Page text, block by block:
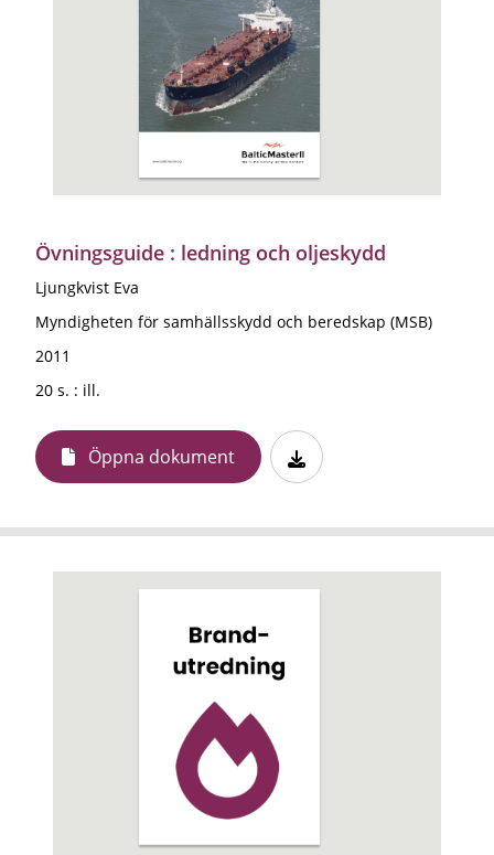
Övningsguide : ledning och oljeskydd
Ljungkvist Eva
Myndigheten för samhällsskydd och beredskap (MSB)
2011
20 s. : ill.
Öppna dokument